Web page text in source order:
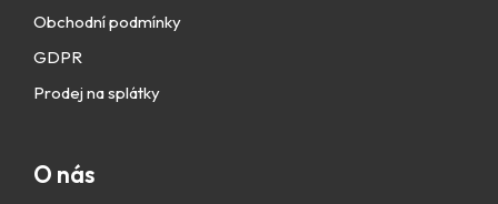
Obchodní podmínky
GDPR
Prodej na splátky
O nás